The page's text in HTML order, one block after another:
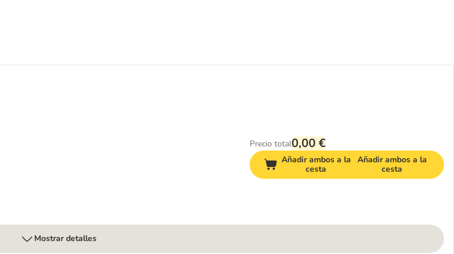
Precio total0,00 €
Añadir ambos a la
cesta
Añadir ambos a la
cesta
Mostrar detalles